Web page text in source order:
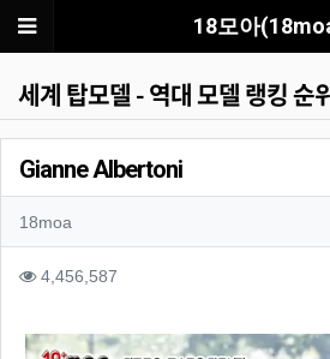
메뉴 18모아
세계 탑모델 - 역대 모델 랭킹 순
Gianne Albertoni
작성자 정보
작성자
18moa
컨텐츠 정보
조회4,456,587
본문